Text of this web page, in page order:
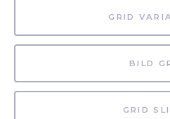
GRID
BILD
GRID